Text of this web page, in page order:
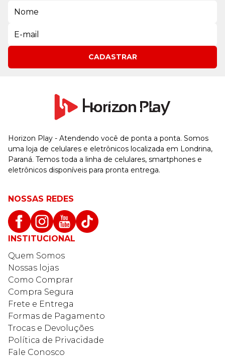
CADASTRAR
Horizon Play - Atendendo você de ponta a ponta. Somos
uma loja de celulares e eletrônicos localizada em Londrina,
Paraná. Temos toda a linha de celulares, smartphones e
eletrônicos disponíveis para pronta entrega.
NOSSAS REDES
INSTITUCIONAL
Quem Somos
Nossas lojas
Como Comprar
Compra Segura
Frete e Entrega
Formas de Pagamento
Trocas e Devoluções
Política de Privacidade
Fale Conosco